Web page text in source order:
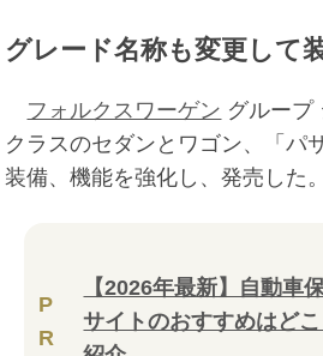
グレード名称も変更して
フォルクスワーゲン グループ
クラスのセダンとワゴン、「パ
装備、機能を強化し、発売した。
P
R
【2026年最新】自動車
サイトのおすすめはど